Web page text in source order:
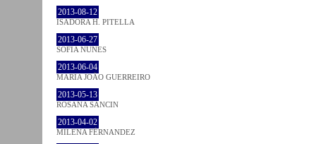
2013-08-12
ISADORA H. PITELLA
2013-06-27
SOFIA NUNES
2013-06-04
MARIA JOÃO GUERREIRO
2013-05-13
ROSANA SANCIN
2013-04-02
MILENA FÉRNANDEZ